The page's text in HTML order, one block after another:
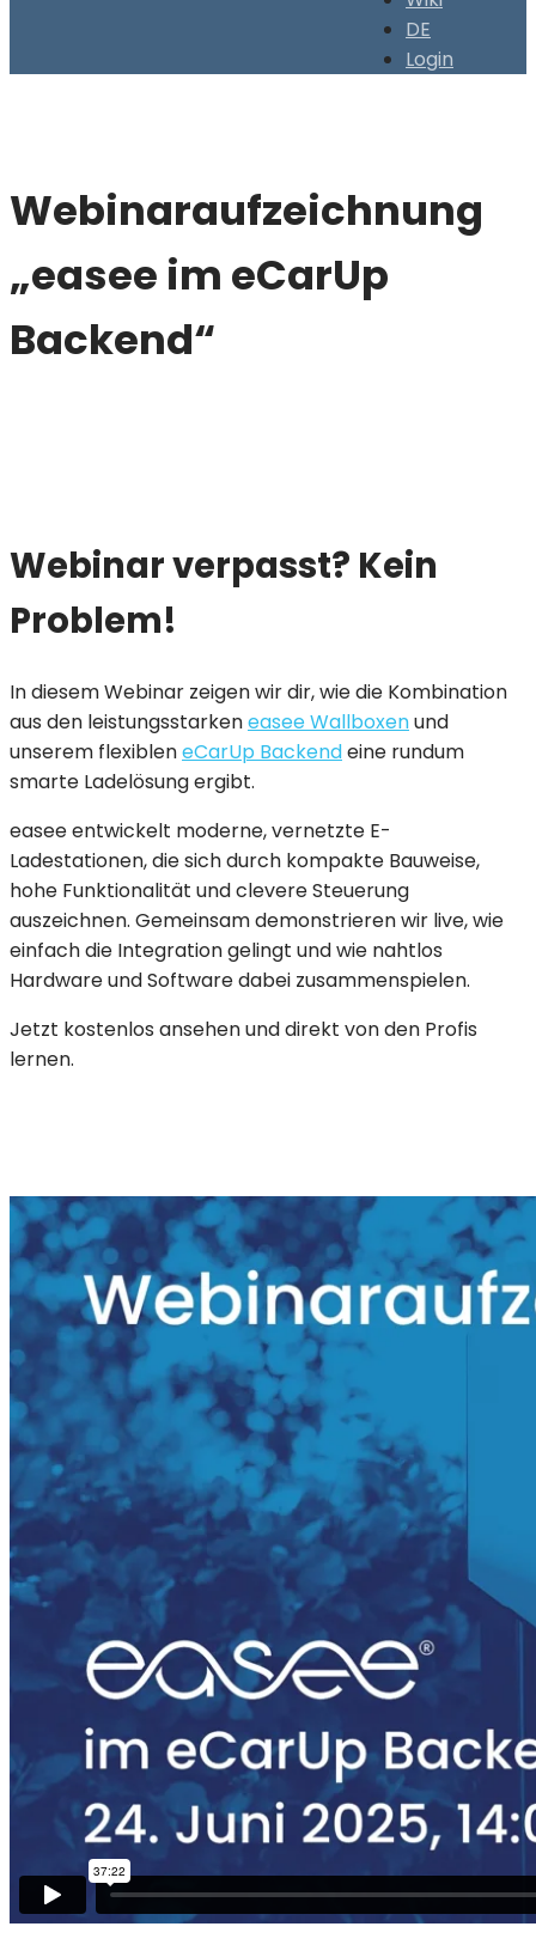
DE
Login
Webinaraufzeichnung
„easee im eCarUp
Backend“
Webinar verpasst? Kein
Problem!
In diesem Webinar zeigen wir dir, wie die Kombination
aus den leistungsstarkeneasee Wallboxenund
unserem flexibleneCarUp Backendeine rundum
smarte Ladelösung ergibt.
easee entwickelt moderne, vernetzte E-
Ladestationen, die sich durch kompakte Bauweise,
hohe Funktionalität und clevere Steuerung
auszeichnen. Gemeinsam demonstrieren wir live, wie
einfach die Integration gelingt und wie nahtlos
Hardware und Software dabei zusammenspielen.
Jetzt kostenlos ansehen und direkt von den Profis
lernen.